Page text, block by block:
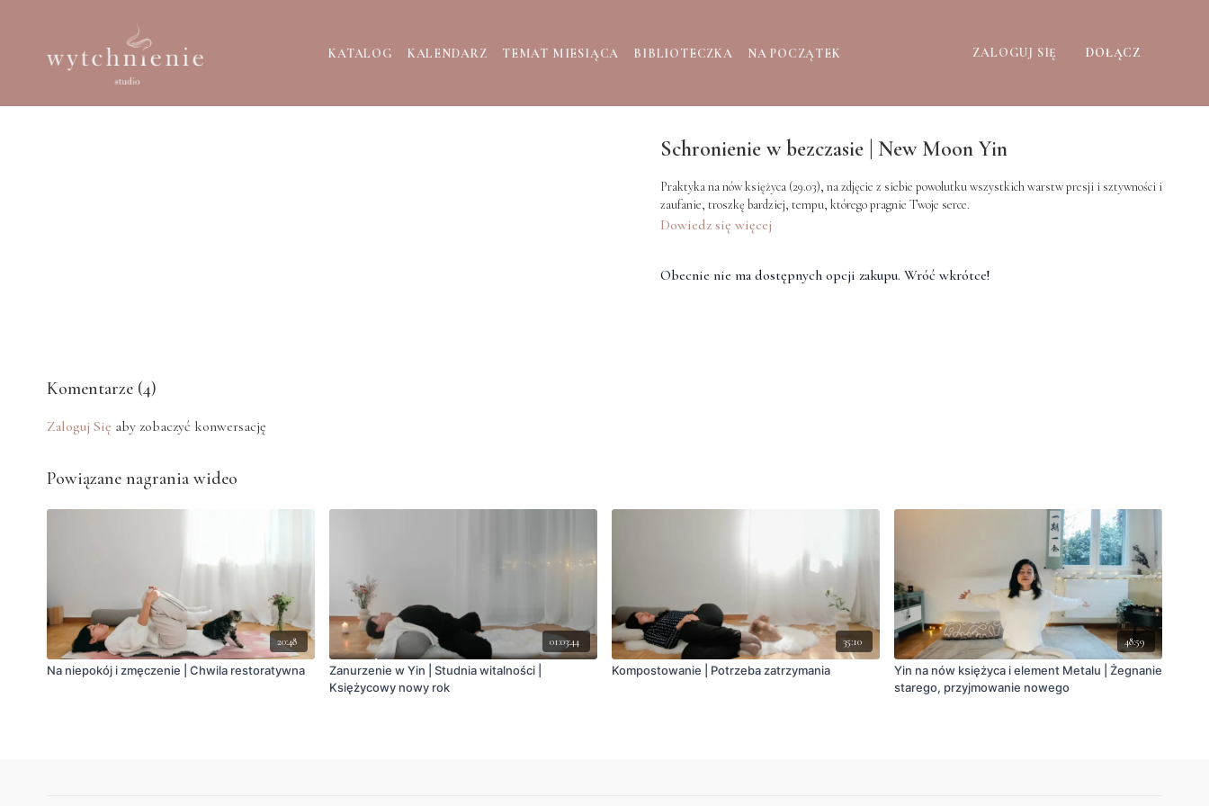
KATALOG KALENDARZ TEMAT MIESIĄCA BIBLIOTECZKA NA POCZĄTEK ZALOGUJ SIĘ DOŁĄCZ
Schronienie w bezczasie | New Moon Yin
Praktyka na nów księżyca (29.03), na zdjęcie z siebie powolutku wszystkich warstw presji i sztywności i
zaufanie, troszkę bardziej, tempu, którego pragnie Twoje serce.
Dowiedz się więcej
Obecnie nie ma dostępnych opcji zakupu. Wróć wkrótce!
Komentarze (4)
Zaloguj Się aby zobaczyć konwersację
Powiązane nagrania wideo
20:48
Na niepokój i zmęczenie | Chwila restoratywna
01:03:44
Zanurzenie w Yin | Studnia witalności |
Księżycowy nowy rok
35:10
Kompostowanie | Potrzeba zatrzymania
48:59
Yin na nów księżyca i element Metalu | Żegnanie
starego, przyjmowanie nowego